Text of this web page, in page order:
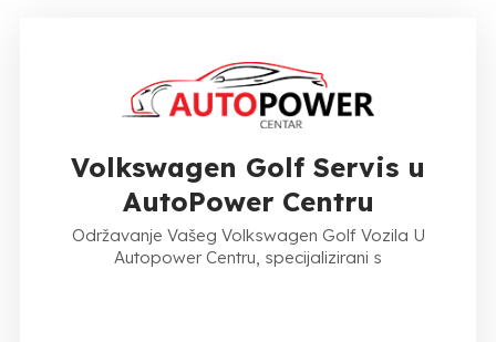
Volkswagen Golf Servis u
AutoPower Centru
Održavanje Vašeg Volkswagen Golf Vozila U
Autopower Centru, specijalizirani s